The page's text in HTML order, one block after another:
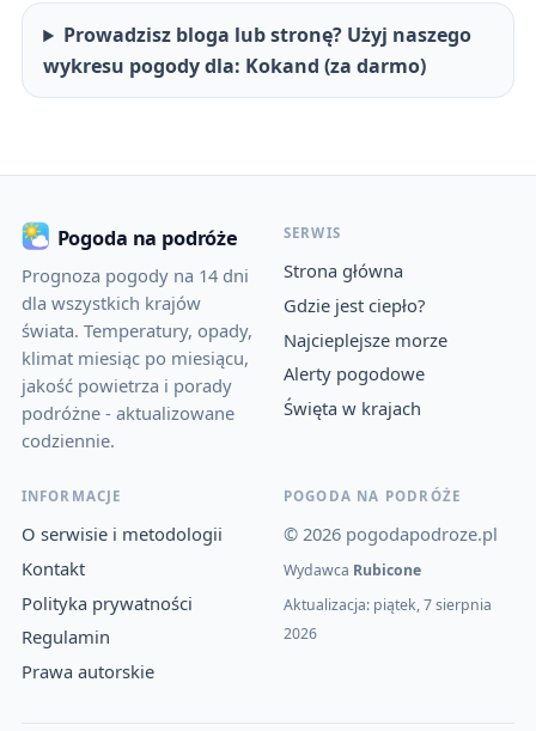
Prowadzisz bloga lub stronę? Użyj naszego
wykresu pogody dla: Kokand (za darmo)
Pogoda na podróże
Prognoza pogody na 14 dni
dla wszystkich krajów
świata. Temperatury, opady,
klimat miesiąc po miesiącu,
jakość powietrza i porady
podróżne - aktualizowane
codziennie.
SERWIS
Strona główna
Gdzie jest ciepło?
Najcieplejsze morze
Alerty pogodowe
Święta w krajach
INFORMACJE
O serwisie i metodologii
Kontakt
Polityka prywatności
Regulamin
Prawa autorskie
POGODA NA PODRÓŻE
© 2026 pogodapodroze.pl
Wydawca Rubicone
Aktualizacja: piątek, 7 sierpnia
2026